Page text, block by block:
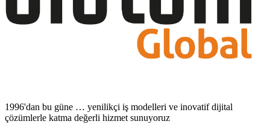
1996'dan bu güne … yenilikçi iş modelleri ve inovatif dijital
çözümlerle katma değerli hizmet sunuyoruz